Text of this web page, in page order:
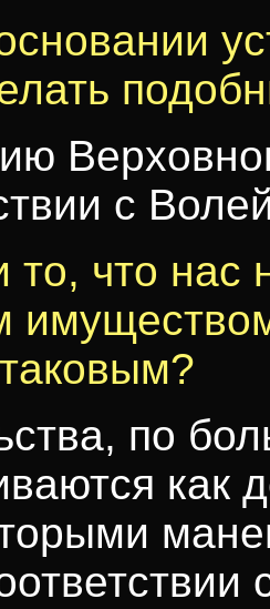
с
то, что нас
по
как